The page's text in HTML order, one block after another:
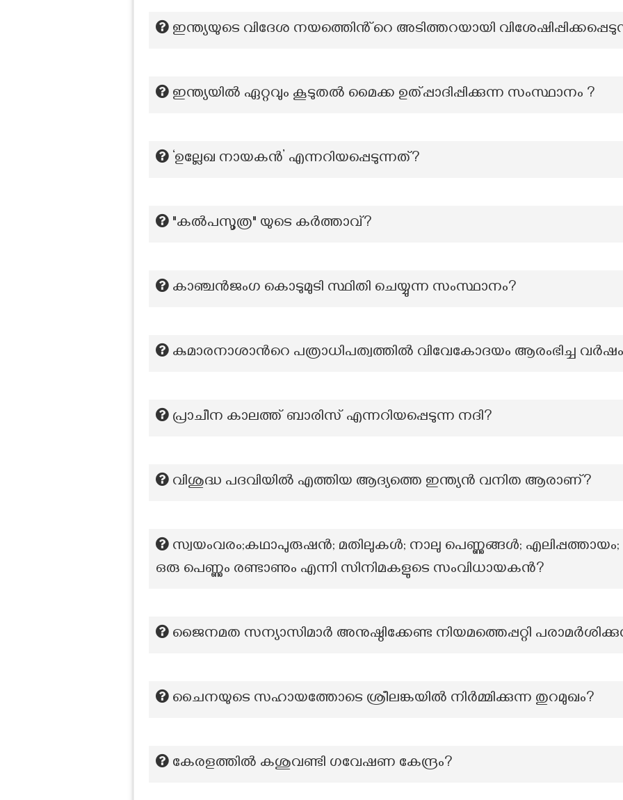
ഇന്ത്യയുടെ വിദേശ നയത്തിെൻ്റെ അടിത്തറയായി
ഇന്ത്യയിൽ ഏറ്റവും കൂടുതൽ മൈക്ക ഉത്പ്പാദിപ്പിക്കുന്ന സംസ്ഥാനം ?
‘ഉല്ലേഖ നായകൻ’ എന്നറിയപ്പെടുന്നത്?
"കൽപസൂത്ര" യുടെ കർത്താവ്?
കാഞ്ചന്‍ജംഗ കൊടുമുടി സ്ഥിതി ചെയ്യുന്ന സംസ്ഥാനം?
കുമാരനാശാന്‍റെ പത്രാധിപത്വത്തിൽ വിവേകോദയം ആരംഭിച്ച
പ്രാചീന കാലത്ത് ബാരിസ് എന്നറിയപ്പെടുന്ന നദി?
വിശുദ്ധ പദവിയിൽ എത്തിയ ആദ്യത്തെ ഇന്ത്യൻ വനിത ആരാണ്?
സ്വയംവരം;കഥാപുരുഷൻ; മതിലുകൾ; നാലു പെണ്ണുങ്ങൾ; എലിപ്പത്തായം;
ഒരു പെണ്ണും രണ്ടാണും എന്നി സിനിമകളുടെ സംവിധായകൻ?
ജൈനമത സന്യാസിമാർ അനുഷ്ഠിക്കേണ്ട നിയമത്തെപ്പറ്റി
ചൈനയുടെ സഹായത്തോടെ ശ്രീലങ്കയിൽ നിർമ്മിക്കുന്ന തുറമുഖം?
കേരളത്തില്‍ കശുവണ്ടി ഗവേഷണ കേന്ദ്രം?